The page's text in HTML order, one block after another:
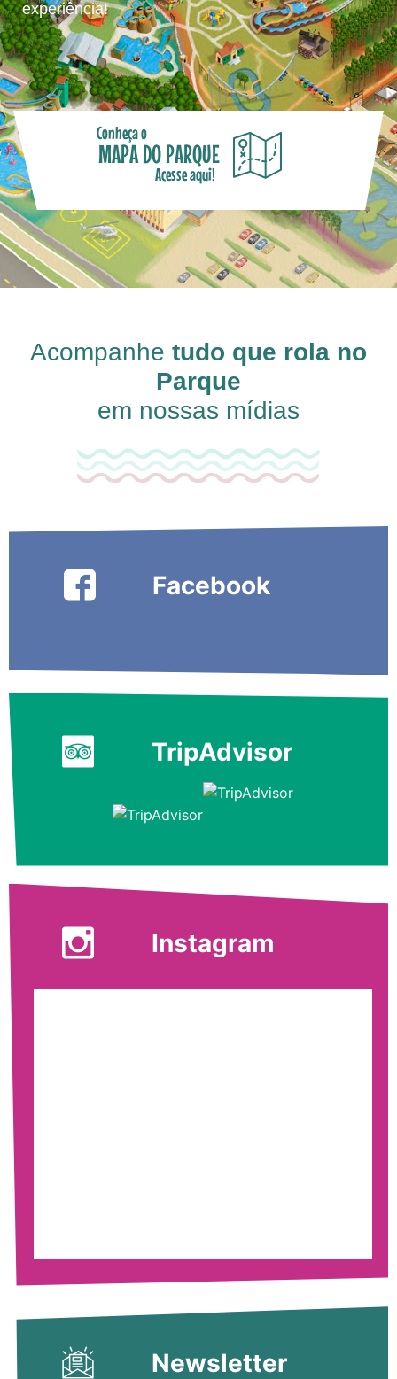
experiência!
Conheça o
MAPA DO PARQUE
Acesse aqui!
Acompanhe tudo que rola no
Parque
em nossas mídias
Facebook
TripAdvisor
Instagram
Newsletter